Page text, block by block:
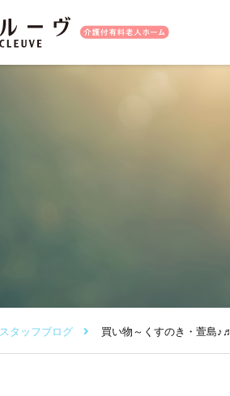
スタッフブログ 買い物～くすのき・萱島♪♬